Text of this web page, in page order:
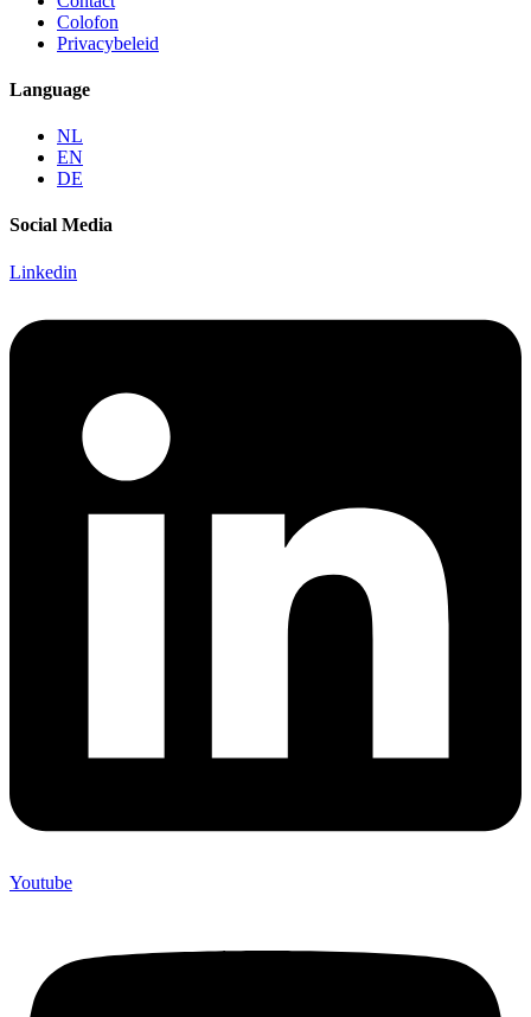
Colofon
Privacybeleid
Language
NL
EN
DE
Social Media
Linkedin
Youtube